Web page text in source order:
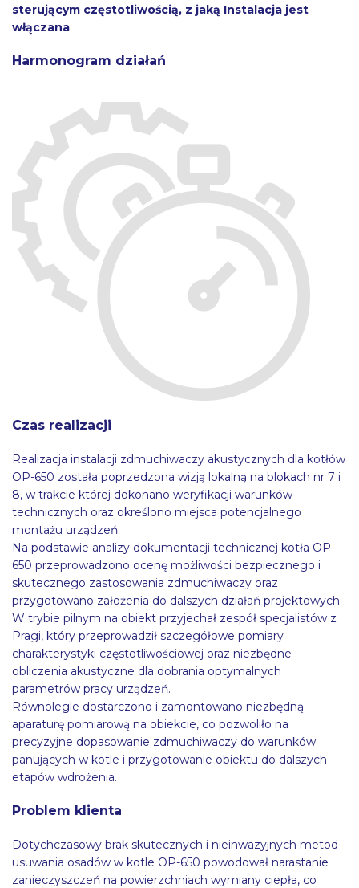
sterującym częstotliwością, z jaką Instalacja jest
włączana
Harmonogram działań
Czas realizacji
Realizacja instalacji zdmuchiwaczy akustycznych dla kotłów
OP-650 została poprzedzona wizją lokalną na blokach nr 7 i
8, w trakcie której dokonano weryfikacji warunków
technicznych oraz określono miejsca potencjalnego
montażu urządzeń.
Na podstawie analizy dokumentacji technicznej kotła OP-
650 przeprowadzono ocenę możliwości bezpiecznego i
skutecznego zastosowania zdmuchiwaczy oraz
przygotowano założenia do dalszych działań projektowych.
W trybie pilnym na obiekt przyjechał zespół specjalistów z
Pragi, który przeprowadził szczegółowe pomiary
charakterystyki częstotliwościowej oraz niezbędne
obliczenia akustyczne dla dobrania optymalnych
parametrów pracy urządzeń.
Równolegle dostarczono i zamontowano niezbędną
aparaturę pomiarową na obiekcie, co pozwoliło na
precyzyjne dopasowanie zdmuchiwaczy do warunków
panujących w kotle i przygotowanie obiektu do dalszych
etapów wdrożenia.
Problem klienta
Dotychczasowy brak skutecznych i nieinwazyjnych metod
usuwania osadów w kotle OP-650 powodował narastanie
zanieczyszczeń na powierzchniach wymiany ciepła, co